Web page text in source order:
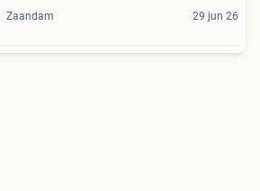
Zaandam 29 jun 26